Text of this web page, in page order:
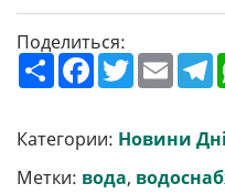
Поделиться:
П
о
р
и
т
и
F
a
b
o
o
k
T
w
t
e
r
E
m
l
T
e
g
r
a
Категории: Новини
Метки: вода,